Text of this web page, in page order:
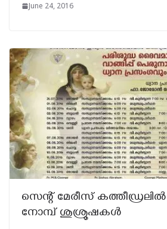
June 24, 2016
സെന്റ് മേരീസ്
നോമ്പ് ശുശ്രൂഷകള്‍